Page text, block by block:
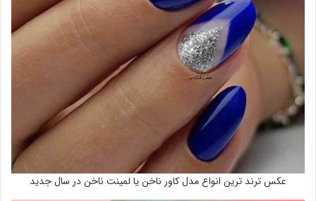
عکس ترند ترین انواع مدل کاور ناخن یا لمینت ناخن در سال جدید